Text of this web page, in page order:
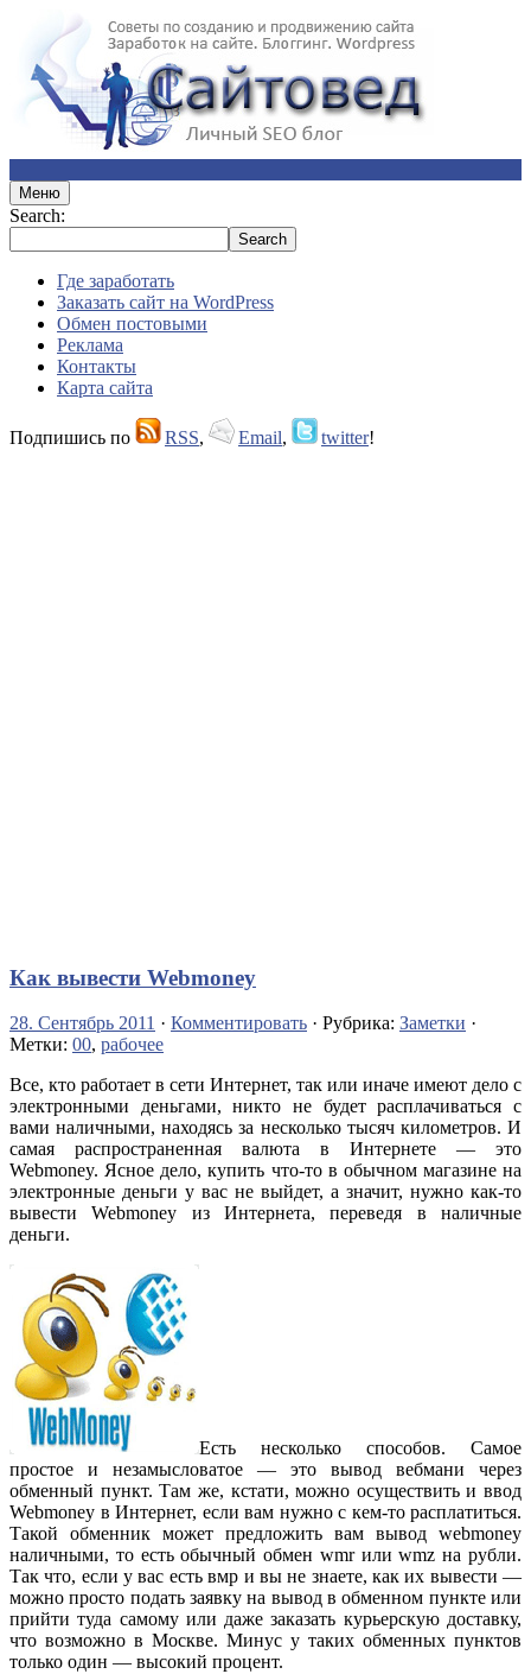
Меню
Search:
Где заработать
Заказать сайт на WordPress
Обмен постовыми
Реклама
Контакты
Карта сайта
Подпишись по RSS, Email, twitter!
Как вывести Webmoney
28. Сентябрь 2011 · Комментировать · Рубрика: Заметки ·
Метки: 00, рабочее
Все, кто работает в сети Интернет, так или иначе имеют дело с
электронными деньгами, никто не будет расплачиваться с
вами наличными, находясь за несколько тысяч километров. И
самая распространенная валюта в Интернете — это
Webmoney. Ясное дело, купить что-то в обычном магазине на
электронные деньги у вас не выйдет, а значит, нужно как-то
вывести Webmoney из Интернета, переведя в наличные
деньги.
Есть несколько способов. Самое
простое и незамысловатое — это вывод вебмани через
обменный пункт. Там же, кстати, можно осуществить и ввод
Webmoney в Интернет, если вам нужно с кем-то расплатиться.
Такой обменник может предложить вам вывод webmoney
наличными, то есть обычный обмен wmr или wmz на рубли.
Так что, если у вас есть вмр и вы не знаете, как их вывести —
можно просто подать заявку на вывод в обменном пункте или
прийти туда самому или даже заказать курьерскую доставку,
что возможно в Москве. Минус у таких обменных пунктов
только один — высокий процент.